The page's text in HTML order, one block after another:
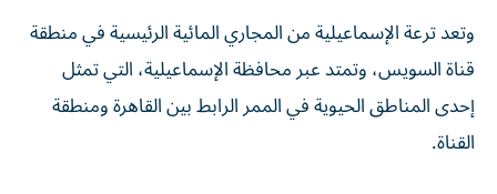
وتعد ترعة الإسماعيلية من المجاري المائية الرئيسية في منطقة
قناة السويس، وتمتد عبر محافظة الإسماعيلية، التي تمثل
إحدى المناطق الحيوية في الممر الرابط بين القاهرة ومنطقة
القناة.